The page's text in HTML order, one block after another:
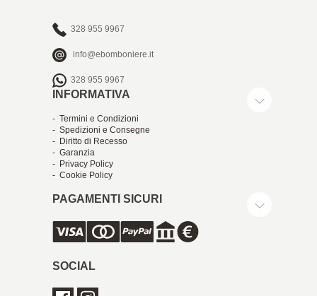
328 955 9967
info@ebomboniere.it
328 955 9967
INFORMATIVA
- Termini e Condizioni
- Spedizioni e Consegne
- Diritto di Recesso
- Garanzia
- Privacy Policy
- Cookie Policy
PAGAMENTI SICURI
SOCIAL